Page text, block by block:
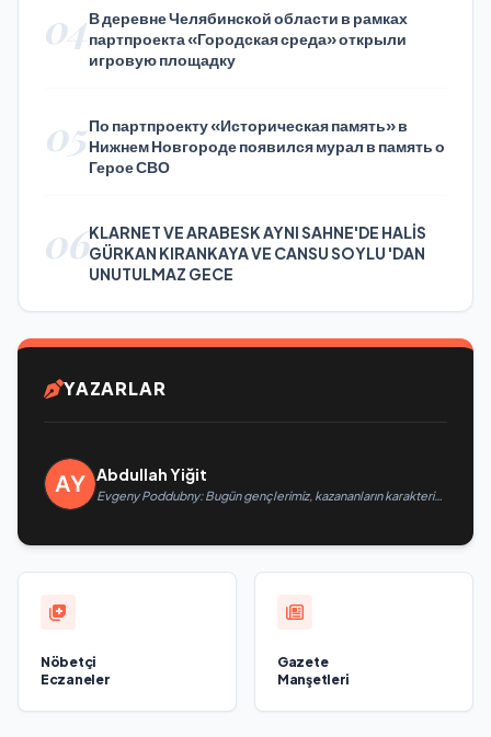
04В деревне Челябинской области в рамках
партпроекта «Городская среда» открыли
игровую площадку
05По партпроекту «Историческая память» в
Нижнем Новгороде появился мурал в память о
Герое СВО
06KLARNET VE ARABESK AYNI SAHNE'DE HALİS
GÜRKAN KIRANKAYA VE CANSU SOYLU 'DAN
UNUTULMAZ GECE
YAZARLAR
Abdullah Yiğit
Evgeny Poddubny: Bugün gençlerimiz, kazananların karakterini
Nöbetçi
Eczaneler
Gazete
Manşetleri